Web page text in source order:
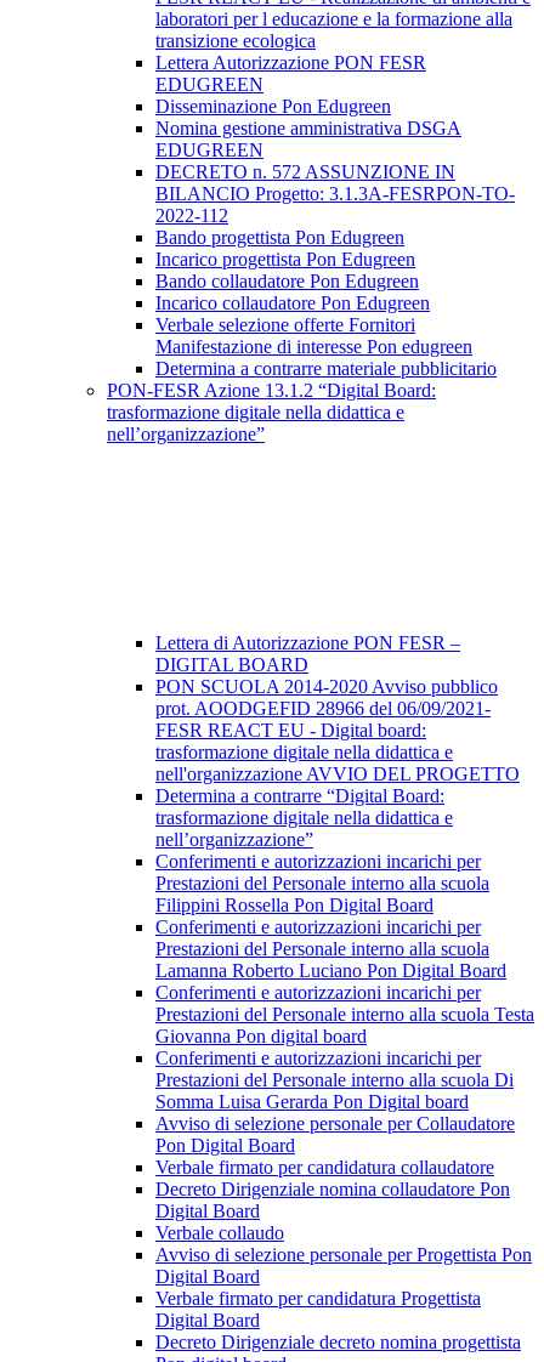
laboratori per l educazione e la formazione alla
transizione ecologica
Lettera Autorizzazione PON FESR
EDUGREEN
Disseminazione Pon Edugreen
Nomina gestione amministrativa DSGA
EDUGREEN
DECRETO n. 572 ASSUNZIONE IN
BILANCIO Progetto: 3.1.3A-FESRPON-TO-
2022-112
Bando progettista Pon Edugreen
Incarico progettista Pon Edugreen
Bando collaudatore Pon Edugreen
Incarico collaudatore Pon Edugreen
Verbale selezione offerte Fornitori
Manifestazione di interesse Pon edugreen
Determina a contrarre materiale pubblicitario
PON-FESR Azione 13.1.2 “Digital Board:
trasformazione digitale nella didattica e
nell’organizzazione”
Lettera di Autorizzazione PON FESR –
DIGITAL BOARD
PON SCUOLA 2014-2020 Avviso pubblico
prot. AOODGEFID 28966 del 06/09/2021-
FESR REACT EU - Digital board:
trasformazione digitale nella didattica e
nell'organizzazione AVVIO DEL PROGETTO
Determina a contrarre “Digital Board:
trasformazione digitale nella didattica e
nell’organizzazione”
Conferimenti e autorizzazioni incarichi per
Prestazioni del Personale interno alla scuola
Filippini Rossella Pon Digital Board
Conferimenti e autorizzazioni incarichi per
Prestazioni del Personale interno alla scuola
Lamanna Roberto Luciano Pon Digital Board
Conferimenti e autorizzazioni incarichi per
Prestazioni del Personale interno alla scuola Testa
Giovanna Pon digital board
Conferimenti e autorizzazioni incarichi per
Prestazioni del Personale interno alla scuola Di
Somma Luisa Gerarda Pon Digital board
Avviso di selezione personale per Collaudatore
Pon Digital Board
Verbale firmato per candidatura collaudatore
Decreto Dirigenziale nomina collaudatore Pon
Digital Board
Verbale collaudo
Avviso di selezione personale per Progettista Pon
Digital Board
Verbale firmato per candidatura Progettista
Digital Board
Decreto Dirigenziale decreto nomina progettista